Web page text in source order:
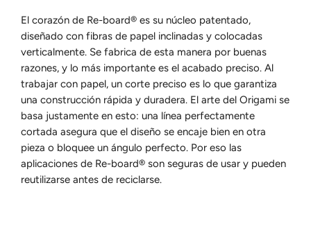
El corazón de Re-board® es su núcleo patentado,
diseñado con fibras de papel inclinadas y colocadas
verticalmente. Se fabrica de esta manera por buenas
razones, y lo más importante es el acabado preciso. Al
trabajar con papel, un corte preciso es lo que garantiza
una construcción rápida y duradera. El arte del Origami se
basa justamente en esto: una línea perfectamente
cortada asegura que el diseño se encaje bien en otra
pieza o bloquee un ángulo perfecto. Por eso las
aplicaciones de Re-board® son seguras de usar y pueden
reutilizarse antes de reciclarse.